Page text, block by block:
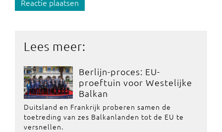
Reactie plaatsen
Lees meer:
Berlijn-proces: EU-
proeftuin voor Westelijke
Balkan
Duitsland en Frankrijk proberen samen de
toetreding van zes Balkanlanden tot de EU te
versnellen.